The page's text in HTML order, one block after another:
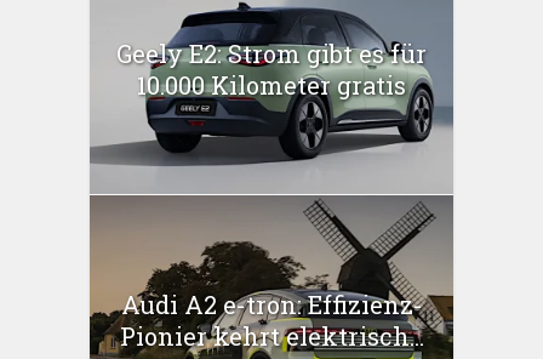
Geely E2: Strom gibt es für
10.000 Kilometer gratis
Audi A2 e-tron: Effizienz-
Pionier kehrt elektrisch...